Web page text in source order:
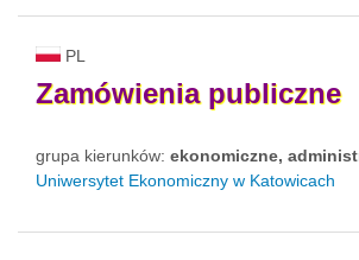
PL
Zamówienia publiczne
grupa kierunków: ekonomiczne,
Uniwersytet Ekonomiczny w Katowicach